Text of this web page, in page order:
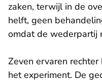
zaken, terwijl in de
helft, geen
omdat de wederpartij
Zeven ervaren
het experiment. De